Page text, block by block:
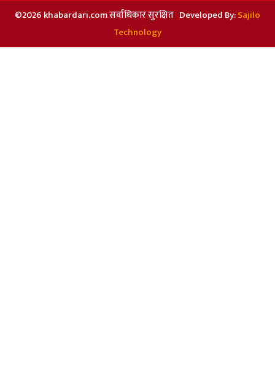
©2026 khabardari.com सर्वाधिकार सुरक्षित Developed By:Sajilo
Technology